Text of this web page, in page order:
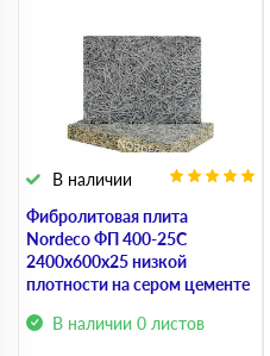
Фибролитовая плита
Nordeco ФП 400-25С
2400х600х25 низкой
плотности на сером цементе
В наличии 0 листов
В наличии